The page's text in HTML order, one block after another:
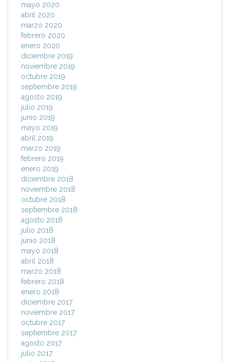
mayo 2020
abril 2020
marzo 2020
febrero 2020
enero 2020
diciembre 2019
noviembre 2019
octubre 2019
septiembre 2019
agosto 2019
julio 2019
junio 2019
mayo 2019
abril 2019
marzo 2019
febrero 2019
enero 2019
diciembre 2018
noviembre 2018
octubre 2018
septiembre 2018
agosto 2018
julio 2018
junio 2018
mayo 2018
abril 2018
marzo 2018
febrero 2018
enero 2018
diciembre 2017
noviembre 2017
octubre 2017
septiembre 2017
agosto 2017
julio 2017